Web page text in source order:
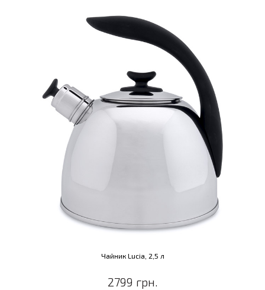
Чайник Lucia, 2,5 л
2799 грн.